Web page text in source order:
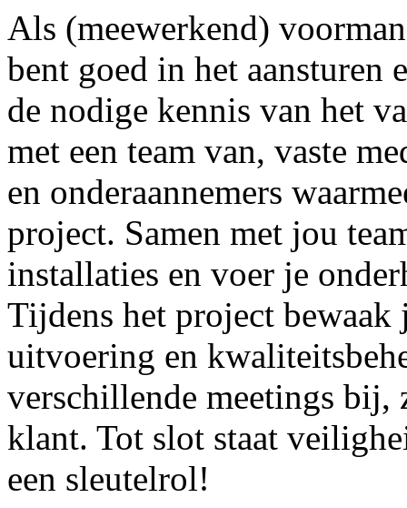
Als (meewerkend)
bent goed in het aansturen
de nodige kennis van het
met een team van, vaste
en onderaannemers
project. Samen met jou
installaties en voer je
Tijdens het project bewaak
uitvoering en
verschillende meetings bij,
klant. Tot slot staat
een sleutelrol!